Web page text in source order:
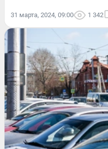
31 марта, 2024, 09:00 1 342